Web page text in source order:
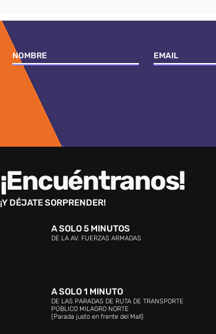
¡Encuéntranos!
¡Y DÉJATE SORPRENDER!
A SOLO 5 MINUTOS
DE LA AV. FUERZAS ARMADAS
A SOLO 1 MINUTO
DE LAS PARADAS DE RUTA DE TRANSPORTE
PÚBLICO MILAGRO NORTE
(Parada justo en frente del Mall)